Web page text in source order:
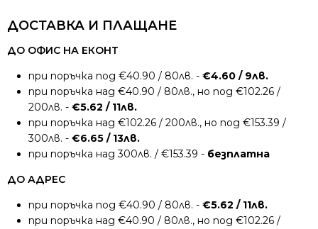
ДОСТАВКА И ПЛАЩАНЕ
ДО ОФИС НА ЕКОНТ
при поръчка под €40.90 / 80лв. - €4.60 / 9лв.
при поръчка над €40.90 / 80лв., но под €102.26 /
200лв. - €5.62 / 11лв.
при поръчка над €102.26 / 200лв., но под €153.39 /
300лв. - €6.65 / 13лв.
при поръчка над 300лв. / €153.39 - безплатна
ДО АДРЕС
при поръчка под €40.90 / 80лв. - €5.62 / 11лв.
при поръчка над €40.90 / 80лв., но под €102.26 /